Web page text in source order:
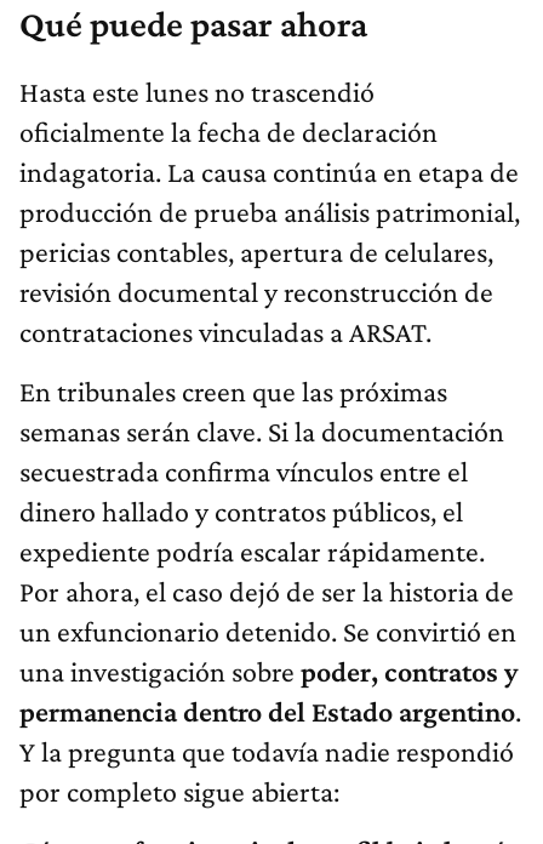
Qué puede pasar ahora
Hasta este lunes no trascendió
oficialmente la fecha de declaración
indagatoria. La causa continúa en etapa de
producción de prueba análisis patrimonial,
pericias contables, apertura de celulares,
revisión documental y reconstrucción de
contrataciones vinculadas a ARSAT.
En tribunales creen que las próximas
semanas serán clave. Si la documentación
secuestrada confirma vínculos entre el
dinero hallado y contratos públicos, el
expediente podría escalar rápidamente.
Por ahora, el caso dejó de ser la historia de
un exfuncionario detenido. Se convirtió en
una investigación sobre poder, contratos y
permanencia dentro del Estado argentino.
Y la pregunta que todavía nadie respondió
por completo sigue abierta: